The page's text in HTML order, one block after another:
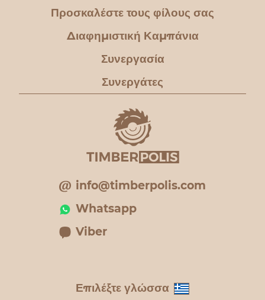
Προσκαλέστε τους φίλους σας
Διαφημιστική Καμπάνια
Συνεργασία
Συνεργάτες
info@timberpolis.com
Whatsapp
Viber
Επιλέξτε γλώσσα